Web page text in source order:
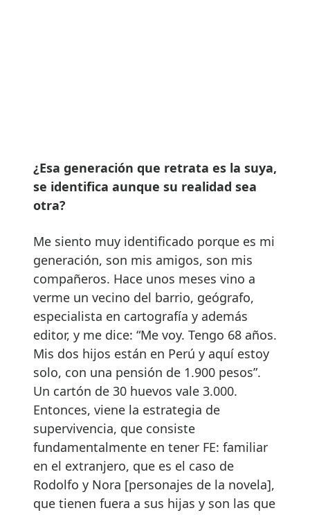
¿Esa generación que retrata es la suya,
se identifica aunque su realidad sea
otra?
Me siento muy identificado porque es mi
generación, son mis amigos, son mis
compañeros. Hace unos meses vino a
verme un vecino del barrio, geógrafo,
especialista en cartografía y además
editor, y me dice: “Me voy. Tengo 68 años.
Mis dos hijos están en Perú y aquí estoy
solo, con una pensión de 1.900 pesos”.
Un cartón de 30 huevos vale 3.000.
Entonces, viene la estrategia de
supervivencia, que consiste
fundamentalmente en tener FE: familiar
en el extranjero, que es el caso de
Rodolfo y Nora [personajes de la novela],
que tienen fuera a sus hijas y son las que